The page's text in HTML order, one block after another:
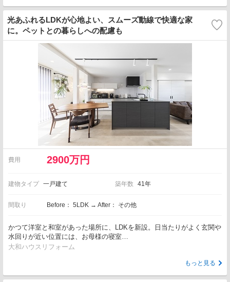
光あふれるLDKが心地よい、スムーズ動線で快適な家
に。ペットとの暮らしへの配慮も
費用 2900万円
建物タイプ 一戸建て 築年数 41年
間取り Before： 5LDK → After： その他
かつて洋室と和室があった場所に、LDKを新設。日当たりがよく玄関や
水回りが近い位置には、お母様の寝室…
大和ハウスリフォーム
もっと見る